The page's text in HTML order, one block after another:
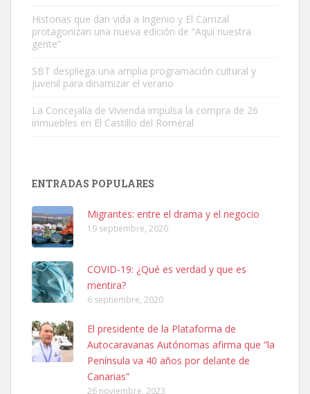
Busco adopción responsable para mi perra. Pastor alemán,
hembra, 4 años. Por motivos personales ...
Leales.org » Gran Canaria
Leales.org » Gran Canaria
Ninfa perdida
El día 5 se los perdió una ninfa papillera, asustada tiene miedo a la
calle, se perdió por la zon...
Leales.org » Gran Canaria
6.7.2025
Historias que dan vida a Ingenio y El Carrizal
protagonizan una nueva edición de “Aquí nuestra
gente”
SBT despliega una amplia programación cultural y
juvenil para dinamizar el verano
La Concejalía de Vivienda impulsa la compra de 26
inmuebles en El Castillo del Romeral
ENTRADAS POPULARES
Migrantes: entre el drama y el negocio
19 septiembre, 2020
COVID-19: ¿Qué es verdad y que es
mentira?
6 septiembre, 2020
El presidente de la Plataforma de
Autocaravanas Autónomas afirma que “la
Península va 40 años por delante de
Canarias”
26 noviembre, 2023